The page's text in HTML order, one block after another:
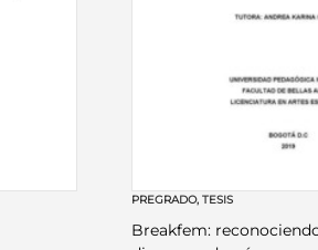
PREGRADO, TESIS
Breakfem: